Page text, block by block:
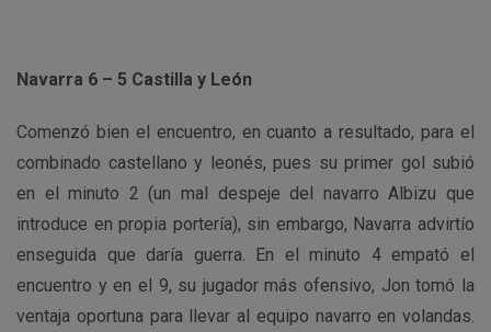
Navarra 6 – 5 Castilla y León
Comenzó bien el encuentro, en cuanto a resultado, para el
combinado castellano y leonés, pues su primer gol subió
en el minuto 2 (un mal despeje del navarro Albizu que
introduce en propia portería), sin embargo, Navarra advirtío
enseguida que daría guerra. En el minuto 4 empató el
encuentro y en el 9, su jugador más ofensivo, Jon tomó la
ventaja oportuna para llevar al equipo navarro en volandas.